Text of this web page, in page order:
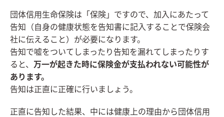
団体信用生命保険は「保険」ですので、加入にあたって
告知（自身の健康状態を告知書に記入することで保険会
社に伝えること）が必要になります。
告知で嘘をついてしまったり告知を漏れてしまったりす
ると、
万一が起きた時に保険金が支払われない可能性が
あります。
告知は正直に正確に行いましょう。
正直に告知した結果、中には健康上の理由から団体信用